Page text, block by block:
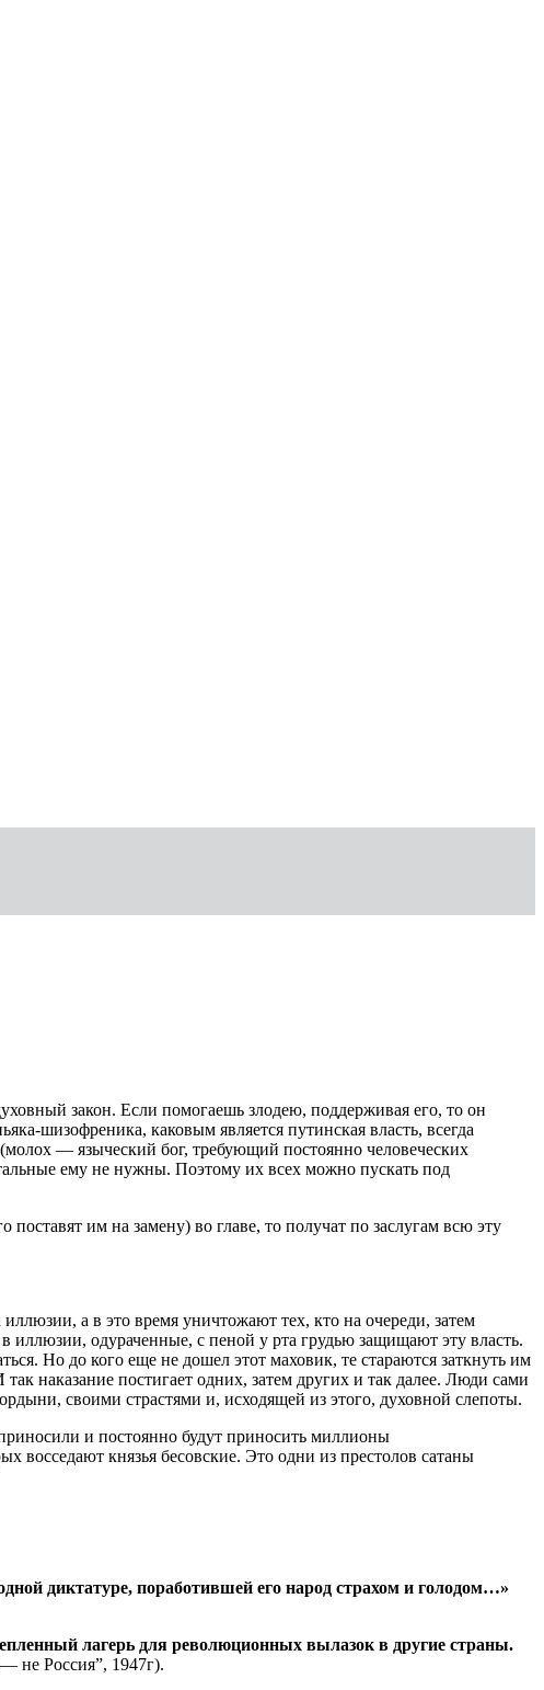
закон. Если помогаешь злодею, поддерживая его, то он
шизофреника, каковым является путинская власть, всегда
— языческий бог, требующий постоянно человеческих
ему не нужны. Поэтому их всех можно пускать под
им на замену) во главе, то получат по заслугам всю эту
а в это время уничтожают тех, кто на очереди, затем
иллюзии, одураченные, с пеной у рта грудью защищают эту власть.
Но до кого еще не дошел этот маховик, те стараются заткнуть им
наказание постигает одних, затем других и так далее. Люди сами
своими страстями и, исходящей из этого, духовной слепоты.
и постоянно будут приносить миллионы
восседают князья бесовские. Это одни из престолов сатаны
диктатуре, поработившей его народ страхом и голодом…»
лагерь для революционных вылазок в другие страны.
не Россия”, 1947г).